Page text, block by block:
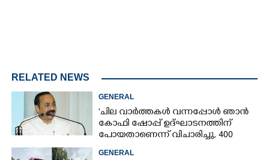
RELATED NEWS
GENERAL
'ചില വാർത്തകൾ വന്നപ്പോൾ ഞാൻ
കോഫി ഷോപ്പ് ഉദ്ഘാടനത്തിന്
പോയതാണെന്ന് വിചാരിച്ചു, 400
GENERAL